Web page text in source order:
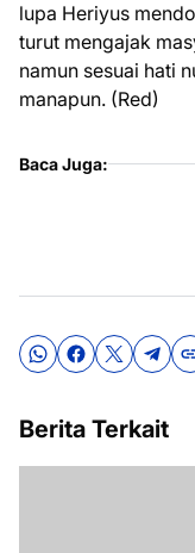
lupa Heriyus
turut mengajak
namun sesuai hati
manapun. (Red)
Baca Juga:
Berita Terkait